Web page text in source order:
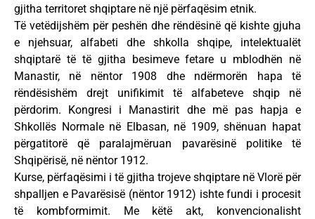
gjitha territoret shqiptare në një përfaqësim etnik.
Të vetëdijshëm për peshën dhe rëndësinë që kishte gjuha
e njehsuar, alfabeti dhe shkolla shqipe, intelektualët
shqiptarë të të gjitha besimeve fetare u mblodhën në
Manastir, në nëntor 1908 dhe ndërmorën hapa të
rëndësishëm drejt unifikimit të alfabeteve shqip në
përdorim. Kongresi i Manastirit dhe më pas hapja e
Shkollës Normale në Elbasan, në 1909, shënuan hapat
përgatitorë që paralajmëruan pavarësinë politike të
Shqipërisë, në nëntor 1912.
Kurse, përfaqësimi i të gjitha trojeve shqiptare në Vlorë për
shpalljen e Pavarësisë (nëntor 1912) ishte fundi i procesit
të kombformimit. Me këtë akt, konvencionalisht